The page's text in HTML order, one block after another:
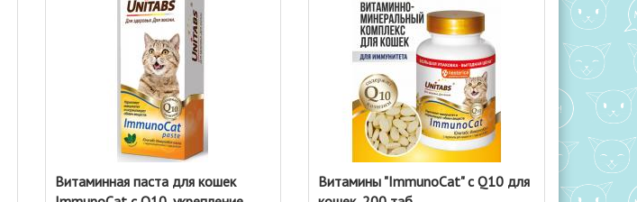
Витаминная паста для кошек
Витамины "ImmunoCat" с Q10 для